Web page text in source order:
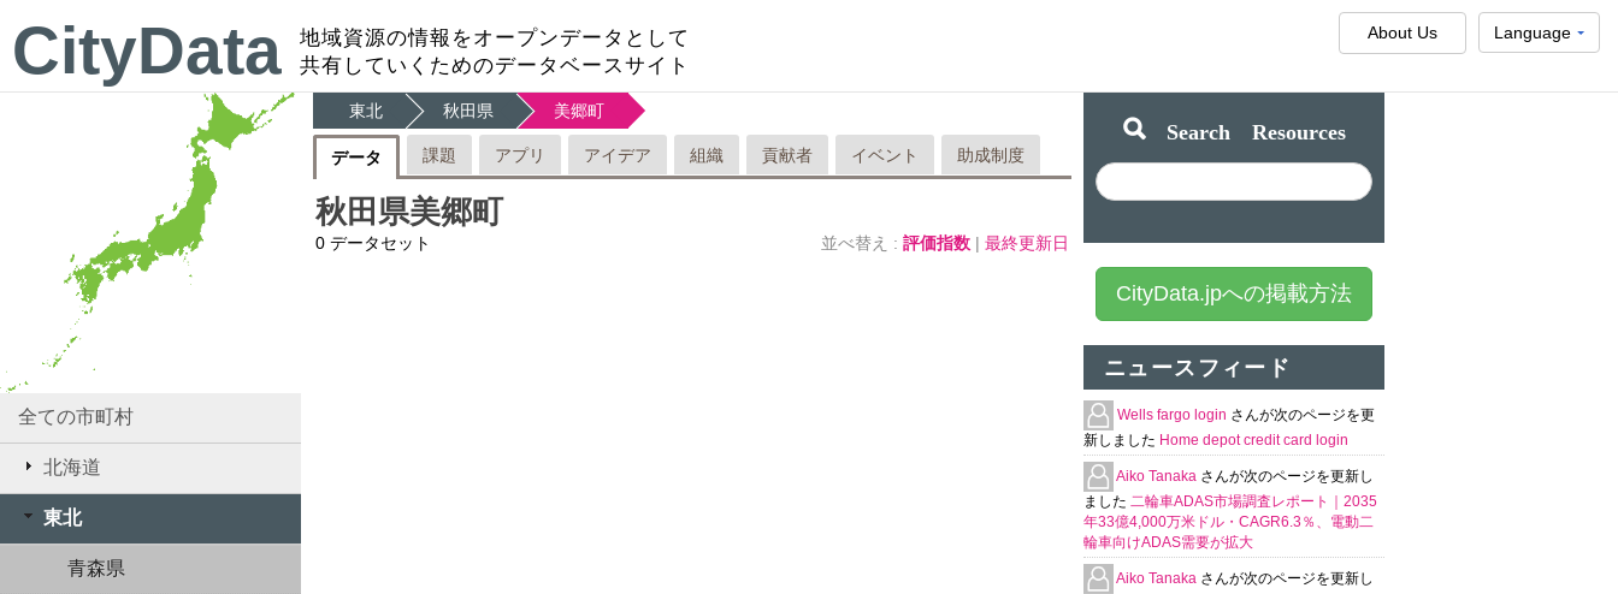
CityData
地域資源の情報をオープンデータとして
共有していくためのデータベースサイト
Language
About Us
全ての市町村
北海道
東北
青森県
東北 秋田県 美郷町
データ 課題 アプリ アイデア 組織 貢献者 イベント 助成制度
秋田県美郷町
0 データセット 並べ替え : 評価指数 | 最終更新日
Search Resources
CityData.jpへの掲載方法
ニュースフィード
Wells fargo login さんが次のページを更
新しました Home depot credit card login
Aiko Tanaka さんが次のページを更新し
ました 二輪車ADAS市場調査レポート｜2035
年33億4,000万米ドル・CAGR6.3％、電動二
輪車向けADAS需要が拡大
Aiko Tanaka さんが次のページを更新し